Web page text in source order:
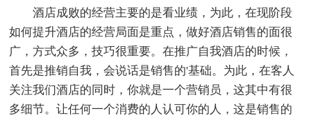
酒店成败的经营主要的是看业绩，为此，在现阶段
如何提升酒店的经营局面是重点，做好酒店销售的面很
广，方式众多，技巧很重要。在推广自我酒店的时候，
首先是推销自我，会说话是销售的'基础。为此，在客人
关注我们酒店的同时，你就是一个营销员，这其中有很
多细节。让任何一个消费的人认可你的人，这是销售的